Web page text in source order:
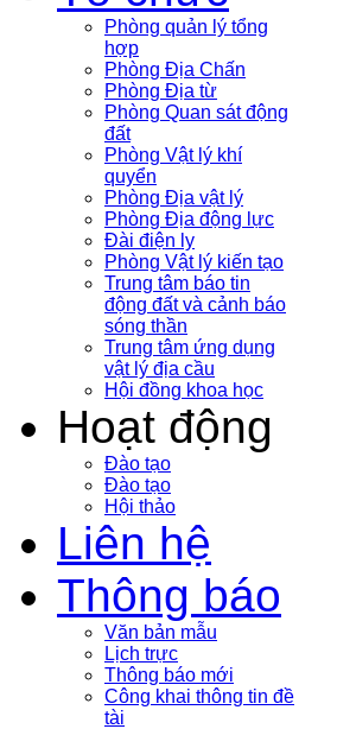
Phòng quản lý tổng
hợp
Phòng Địa Chấn
Phòng Địa từ
Phòng Quan sát động
đất
Phòng Vật lý khí
quyển
Phòng Địa vật lý
Phòng Địa động lực
Đài điện ly
Phòng Vật lý kiến tạo
Trung tâm báo tin
động đất và cảnh báo
sóng thần
Trung tâm ứng dụng
vật lý địa cầu
Hội đồng khoa học
Hoạt động
Đào tạo
Đào tạo
Hội thảo
Liên hệ
Thông báo
Văn bản mẫu
Lịch trực
Thông báo mới
Công khai thông tin đề
tài